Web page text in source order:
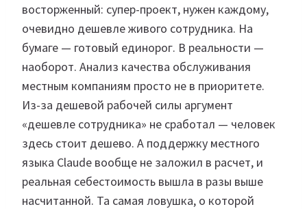
восторженный: супер-проект, нужен каждому,
очевидно дешевле живого сотрудника. На
бумаге — готовый единорог. В реальности —
наоборот. Анализ качества обслуживания
местным компаниям просто не в приоритете.
Из-за дешевой рабочей силы аргумент
«дешевле сотрудника» не сработал — человек
здесь стоит дешево. А поддержку местного
языка Claude вообще не заложил в расчет, и
реальная себестоимость вышла в разы выше
насчитанной. Та самая ловушка, о которой